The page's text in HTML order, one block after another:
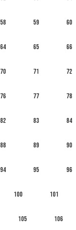
58 59 60
64 65 66
70 71 72
76 77 78
82 83 84
88 89 90
94 95 96
100 101
105 106